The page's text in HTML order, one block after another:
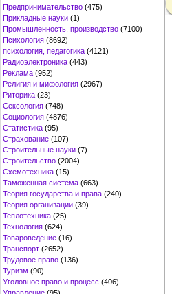
Предпринимательство (475)
Прикладные науки (1)
Промышленность, производство (7100)
Психология (8692)
психология, педагогика (4121)
Радиоэлектроника (443)
Реклама (952)
Религия и мифология (2967)
Риторика (23)
Сексология (748)
Социология (4876)
Статистика (95)
Страхование (107)
Строительные науки (7)
Строительство (2004)
Схемотехника (15)
Таможенная система (663)
Теория государства и права (240)
Теория организации (39)
Теплотехника (25)
Технология (624)
Товароведение (16)
Транспорт (2652)
Трудовое право (136)
Туризм (90)
Уголовное право и процесс (406)